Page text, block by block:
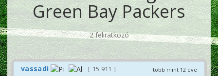
Green Bay Packers
2 feliratkozó
több mint 12 éve
vassadi 15 911